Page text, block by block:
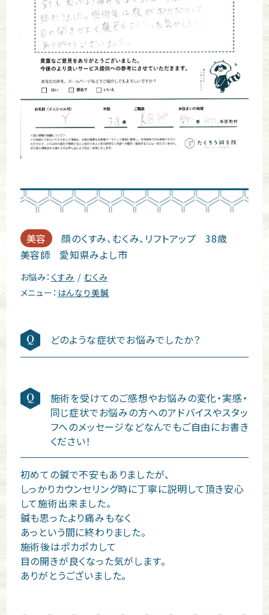
美容 顔のくすみ、むくみ、リフトアップ
38歳
美容師
愛知県みよし市
お悩み： くすみ
むくみ
メニュー： はんなり美鍼
どのような症状でお悩みでしたか？
施術を受けてのご感想やお悩みの変化・実感・
同じ症状でお悩みの方へのアドバイスやスタッ
フへのメッセージなどなんでもご自由にお書き
ください！
初めての鍼で不安もありましたが、
しっかりカウンセリング時に丁寧に説明して頂き安心
して施術出来ました。
鍼も思ったより痛みもなく
あっという間に終わりました。
施術後はポカポカして
目の開きが良くなった気がします。
ありがとうございました。